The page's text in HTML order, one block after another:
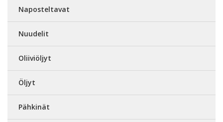
Naposteltavat
Nuudelit
Oliiviöljyt
Öljyt
Pähkinät